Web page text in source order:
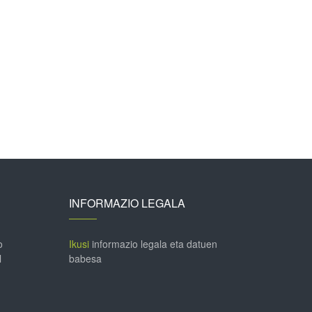
INFORMAZIO LEGALA
Ikusiinformazio legala eta datuen
babesa